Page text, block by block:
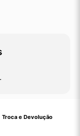
Troca e Devolução